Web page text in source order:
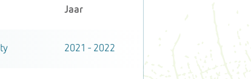
Jaar
2021 - 2022